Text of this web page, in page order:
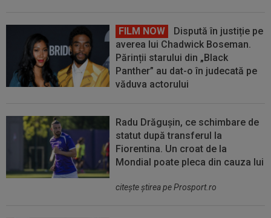
FILM NOW
Dispută în justiție pe
averea lui Chadwick Boseman.
Părinții starului din „Black
Panther” au dat-o în judecată pe
văduva actorului
Radu Drăgușin, ce schimbare de
statut după transferul la
Fiorentina. Un croat de la
Mondial poate pleca din cauza lui
citeşte ştirea pe Prosport.ro